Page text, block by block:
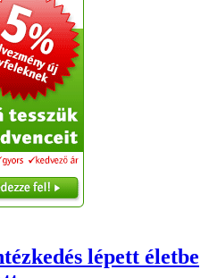
lépett életbe